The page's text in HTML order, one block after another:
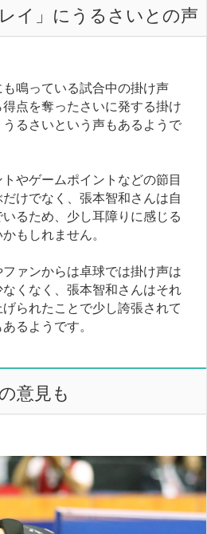
イ」にうるさいとの声
鳴っている試合中の掛け声
得点を奪ったさいに発する掛け
るさいという声もあるようで
やゲームポイントなどの節目
けでなく、張本智和さんは自
るため、少し耳障りに感じる
もしれません。
ァンからは卓球では掛け声は
くなく、張本智和さんはそれ
られたことで少し誇張されて
るようです。
意見も